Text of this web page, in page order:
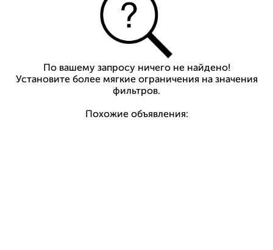
По вашему запросу ничего не найдено!
Установите более мягкие ограничения на значения
фильтров.
Похожие объявления: